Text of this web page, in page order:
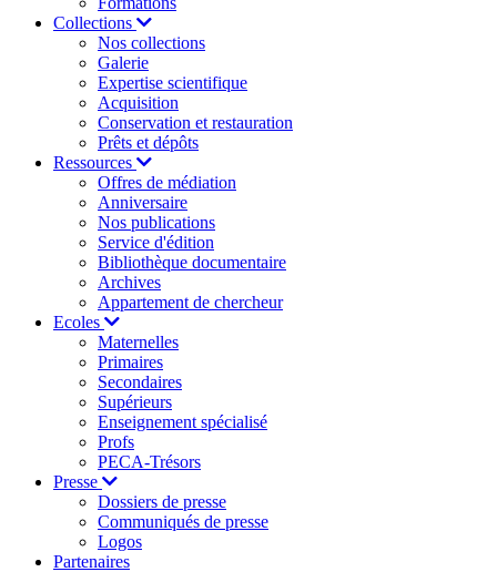
Collections
Nos collections
Galerie
Expertise scientifique
Acquisition
Conservation et restauration
Prêts et dépôts
Ressources
Offres de médiation
Anniversaire
Nos publications
Service d'édition
Bibliothèque documentaire
Archives
Appartement de chercheur
Ecoles
Maternelles
Primaires
Secondaires
Supérieurs
Enseignement spécialisé
Profs
PECA-Trésors
Presse
Dossiers de presse
Communiqués de presse
Logos
Partenaires